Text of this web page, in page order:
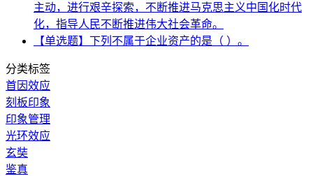
主动，进行艰辛探索，不断推进马克思主义中国化时代
化，指导人民不断推进伟大社会革命。
【单选题】下列不属于企业资产的是（ ）。
分类标签
首因效应
刻板印象
印象管理
光环效应
玄奘
鉴真